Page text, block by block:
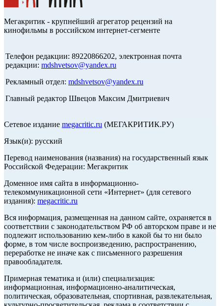
Мегакритик - крупнейший агрегатор рецензий на
кинофильмы в российском интернет-сегменте
Телефон редакции: 89220866202, электронная почта
редакции: mdshvetsov@yandex.ru
Рекламный отдел: mdshvetsov@yandex.ru
Главный редактор Швецов Максим Дмитриевич
Сетевое издание megacritic.ru (МЕГАКРИТИК.РУ)
Язык(и): русский
Перевод наименования (названия) на государственный язык
Российской Федерации: Мегакритик
Доменное имя сайта в информационно-
телекоммуникационной сети «Интернет» (для сетевого
издания): megacritic.ru
Вся информация, размещенная на данном сайте, охраняется в
соответствии с законодательством РФ об авторском праве и не
подлежит использованию кем-либо в какой бы то ни было
форме, в том числе воспроизведению, распространению,
переработке не иначе как с письменного разрешения
правообладателя.
Примерная тематика и (или) специализация:
информационная, информационно-аналитическая,
политическая, образовательная, спортивная, развлекательная,